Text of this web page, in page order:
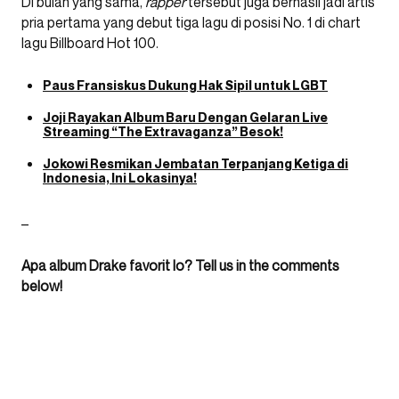
pria pertama yang debut tiga lagu di posisi No. 1 di chart
lagu Billboard Hot 100.
Paus Fransiskus Dukung Hak Sipil untuk LGBT
Joji Rayakan Album Baru Dengan Gelaran Live
Streaming “The Extravaganza” Besok!
Jokowi Resmikan Jembatan Terpanjang Ketiga di
Indonesia, Ini Lokasinya!
–
Apa album Drake favorit lo? Tell us in the comments
below!